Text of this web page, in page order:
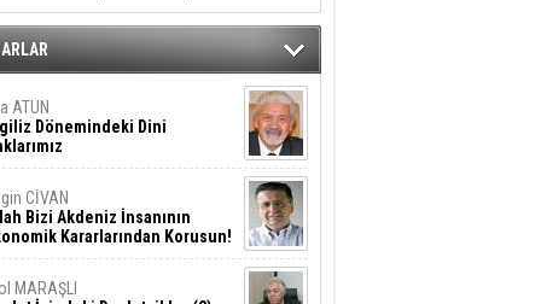
ATUN
Dönemindeki Dini
CİVAN
Bizi Akdeniz İnsanının
Kararlarından Korusun!
MARAŞLI